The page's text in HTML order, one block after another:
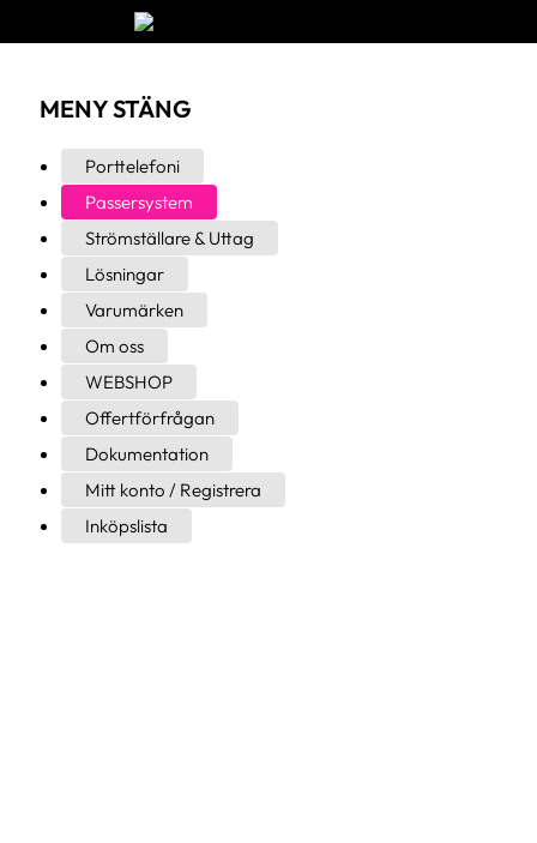
MENYSTÄNG
Porttelefoni
Passersystem
Strömställare & Uttag
Lösningar
Varumärken
Om oss
WEBSHOP
Offertförfrågan
Dokumentation
Mitt konto / Registrera
Inköpslista